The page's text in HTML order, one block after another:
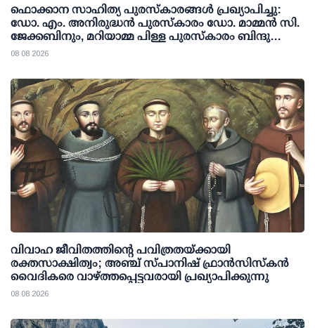
ഫൊക്കാന സാഹിത്യ പുരസ്‌കാരങ്ങള്‍ പ്രഖ്യാപിച്ചു:
ഡോ. എം. അനിരുദ്ധന്‍ പുരസ്‌കാരം ഡോ. മാമ്മന്‍ സി.
ജേക്കബിനും, മറിയാമ്മ പിള്ള പുരസ്‌കാരം ബിന്ദു
കാനയ്ക്കും
08 08 2026
വിവാഹ ജീവിതത്തിന്റെ പവിത്രതയ്ക്കായി
രക്തസാക്ഷിത്വം; അഞ്ച് സ്പാനിഷ് ഫ്രാന്‍സിസ്‌കന്‍
വൈദികരെ വാഴ്ത്തപ്പെട്ടവരായി പ്രഖ്യാപിക്കുന്നു
08 08 2026